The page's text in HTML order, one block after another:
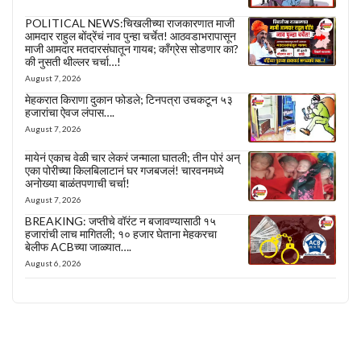
POLITICAL NEWS:चिखलीच्या राजकारणात माजी
आमदार राहुल बोंद्रेंचं नाव पुन्हा चर्चेत! आठवडाभरापासून
माजी आमदार मतदारसंघातून गायब; काँग्रेस सोडणार का?
की नुसती थील्लर चर्चा…!
August 7, 2026
मेहकरात किराणा दुकान फोडले; टिनपत्रा उचकटून ५३
हजारांचा ऐवज लंपास….
August 7, 2026
मायेनं एकाच वेळी चार लेकरं जन्माला घातली; तीन पोरं अन्
एका पोरीच्या किलबिलाटानं घर गजबजलं! चारवनमध्ये
अनोख्या बाळंतपणाची चर्चा!
August 7, 2026
BREAKING: जप्तीचे वॉरंट न बजावण्यासाठी १५
हजारांची लाच मागितली; १० हजार घेताना मेहकरचा
बेलीफ ACBच्या जाळ्यात….
August 6, 2026